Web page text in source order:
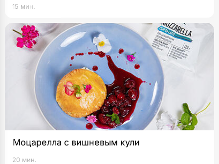
15 мин.
Моцарелла с вишневым кули
20 мин.